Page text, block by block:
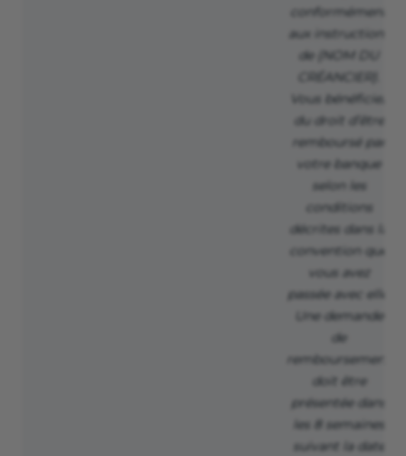
conformément
aux instructions
de {NOM DU
CRÉANCIER}.
Vous bénéficiez
du droit d’être
remboursé par
votre banque
selon les
conditions
décrites dans la
convention que
vous avez
passée avec elle.
Une demande
de
remboursement
doit être
présentée dans
les 8 semaines
suivant la date